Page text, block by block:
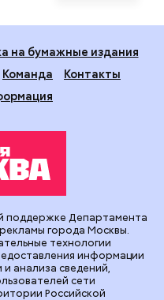
на бумажные издания
Команда
Контакты
поддержке Департамента
города Москвы.
технологии
информации
анализа сведений,
сети
Российской